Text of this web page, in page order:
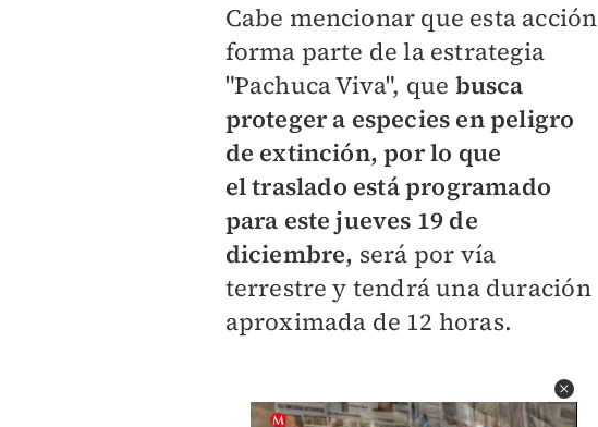
Cabe mencionar que esta acción
forma parte de la estrategia
"Pachuca Viva", que busca
proteger a especies en peligro
de extinción, por lo que
eltraslado está programado
para este jueves 19 de
diciembre, será por vía
terrestre y tendrá una duración
aproximada de 12 horas.